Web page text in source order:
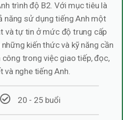
trình độ B2. Với mục tiêu là
năng sử dụng tiếng Anh một
và tự tin ở mức độ trung cấp
kiến thức và kỹ năng cần
trong việc giao tiếp, đọc,
và nghe tiếng Anh.
20 - 25 buổi